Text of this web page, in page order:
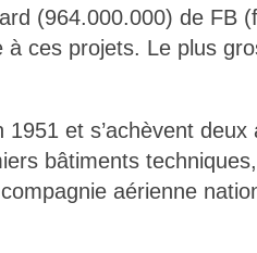
(964.000.000) de FB
à ces projets. Le plus
et s’achèvent
bâtiments
aérienne